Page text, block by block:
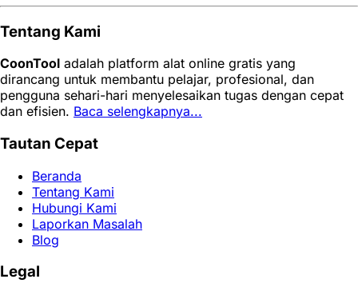
Tentang Kami
CoonTool adalah platform alat online gratis yang
dirancang untuk membantu pelajar, profesional, dan
pengguna sehari-hari menyelesaikan tugas dengan cepat
dan efisien. Baca selengkapnya...
Tautan Cepat
Beranda
Tentang Kami
Hubungi Kami
Laporkan Masalah
Blog
Legal